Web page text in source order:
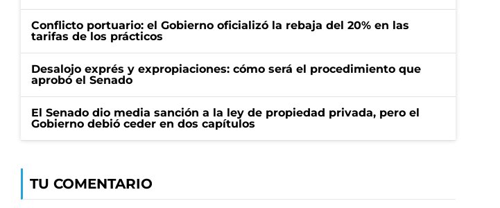
Conflicto portuario: el Gobierno oficializó la rebaja del 20% en las
tarifas de los prácticos
Desalojo exprés y expropiaciones: cómo será el procedimiento que
aprobó el Senado
El Senado dio media sanción a la ley de propiedad privada, pero el
Gobierno debió ceder en dos capítulos
TU COMENTARIO